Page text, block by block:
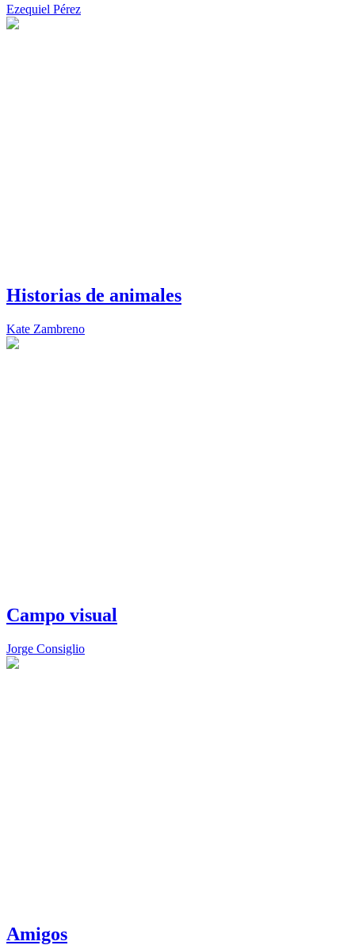
Ezequiel Pérez
Historias de animales
Kate Zambreno
Campo visual
Jorge Consiglio
Amigos